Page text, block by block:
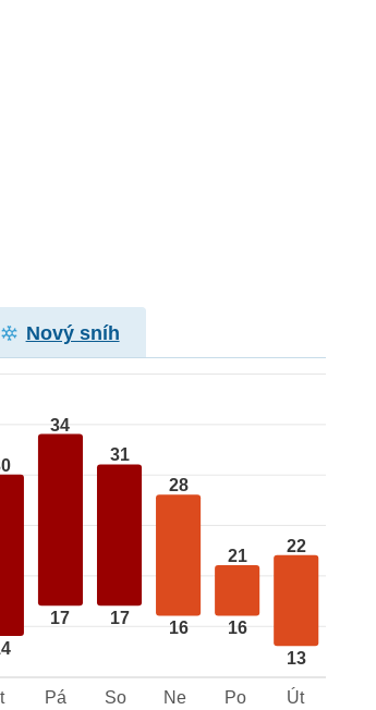
Nový sníh
34
17
31
17
28
16
21
16
22
13
Pá So Ne Po Út